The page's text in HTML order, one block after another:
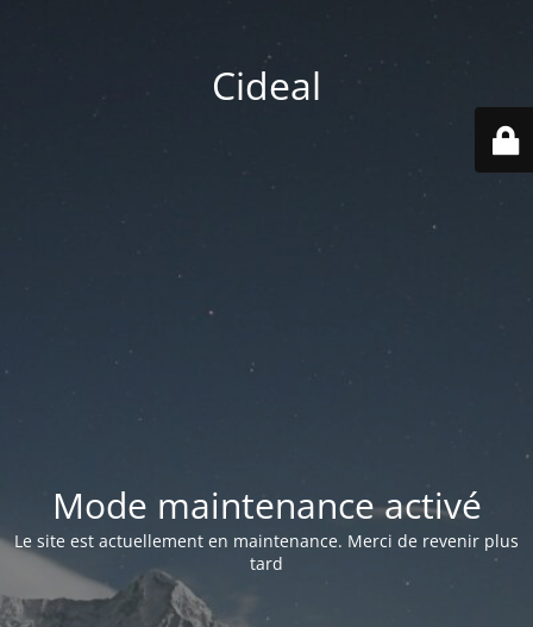
Cideal
Mode maintenance activé
Le site est actuellement en maintenance. Merci de revenir plus
tard